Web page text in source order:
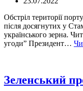
Обстріл території
після досягнутих у
українського зерна.
угоди” Президент…
Зеленський